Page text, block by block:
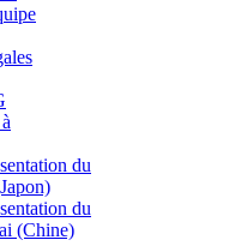
du
du
(Chine)